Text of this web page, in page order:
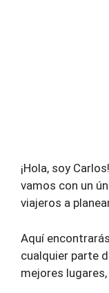
¡Hola, soy
vamos con un
viajeros a
Aquí
cualquier parte
mejores